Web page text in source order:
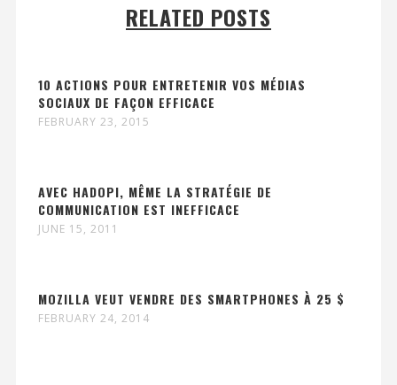
RELATED POSTS
10 ACTIONS POUR ENTRETENIR VOS MÉDIAS
SOCIAUX DE FAÇON EFFICACE
FEBRUARY 23, 2015
AVEC HADOPI, MÊME LA STRATÉGIE DE
COMMUNICATION EST INEFFICACE
JUNE 15, 2011
MOZILLA VEUT VENDRE DES SMARTPHONES À 25 $
FEBRUARY 24, 2014